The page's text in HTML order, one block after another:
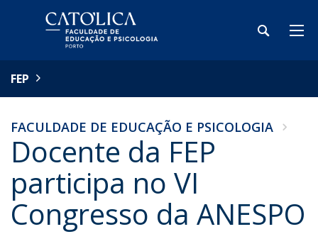
FEP
FACULDADE DE EDUCAÇÃO E PSICOLOGIA
Docente da FEP
participa no VI
Congresso da ANESPO